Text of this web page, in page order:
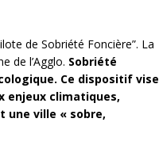
de Sobriété Foncière”. La
de l’Agglo. Sobriété
Ce dispositif vise
enjeux climatiques,
une ville « sobre,